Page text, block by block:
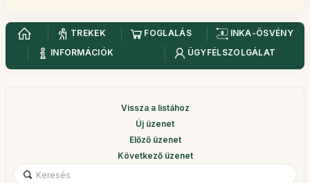
TREKEK FOGLALÁS
INKA-ÖSVÉNY
INFORMÁCIÓK
ÜGYFÉLSZOLGÁLAT
Vissza a listához
Új üzenet
Előző üzenet
Következő üzenet